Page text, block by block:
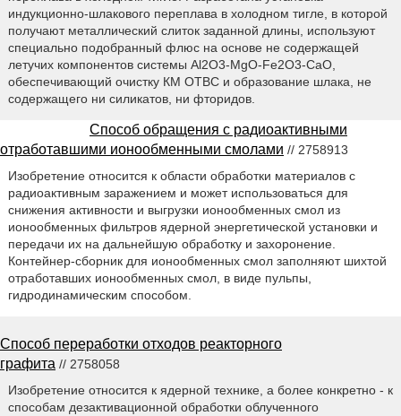
индукционно-шлакового переплава в холодном тигле, в которой
получают металлический слиток заданной длины, используют
специально подобранный флюс на основе не содержащей
летучих компонентов системы Al2O3-MgO-Fe2O3-CaO,
обеспечивающий очистку КМ ОТВС и образование шлака, не
содержащего ни силикатов, ни фторидов.
Способ обращения с радиоактивными
отработавшими ионообменными смолами // 2758913
Изобретение относится к области обработки материалов с
радиоактивным заражением и может использоваться для
снижения активности и выгрузки ионообменных смол из
ионообменных фильтров ядерной энергетической установки и
передачи их на дальнейшую обработку и захоронение.
Контейнер-сборник для ионообменных смол заполняют шихтой
отработавших ионообменных смол, в виде пульпы,
гидродинамическим способом.
Способ переработки отходов реакторного
графита // 2758058
Изобретение относится к ядерной технике, а более конкретно - к
способам дезактивационной обработки облученного